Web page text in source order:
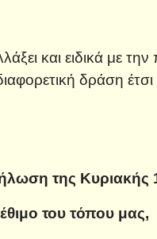
και ειδικά με
δράση έτσι
της Κυριακής
του τόπου μας,